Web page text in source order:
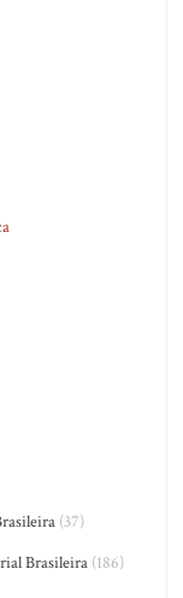
(37)
Brasileira (186)